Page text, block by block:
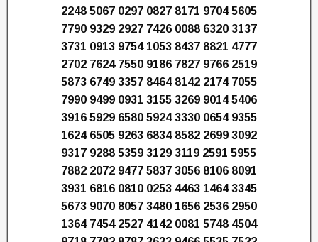
2248 5067 0297 0827 8171 9704 5605
7790 9329 2927 7426 0088 6320 3137
3731 0913 9754 1053 8437 8821 4777
2702 7624 7550 9186 7827 9766 2519
5873 6749 3357 8464 8142 2174 7055
7990 9499 0931 3155 3269 9014 5406
3916 5929 6580 5924 3330 0654 9355
1624 6505 9263 6834 8582 2699 3092
9317 9288 5359 3129 3119 2591 5955
7882 2072 9477 5837 3056 8106 8091
3931 6816 0810 0253 4463 1464 3345
5673 9070 8057 3480 1656 2536 2950
1364 7454 2527 4142 0081 5748 4504